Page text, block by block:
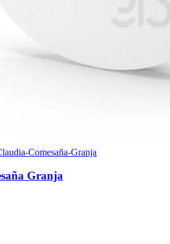
Comesaña-Granja
Granja